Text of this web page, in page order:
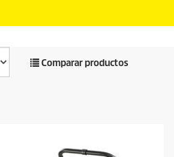
Comparar productos